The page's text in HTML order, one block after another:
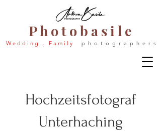
P h o t o b a s i l e
W e d d i n g . F a m i l y p h o t o g r a p h e r s
Hochzeitsfotograf
Unterhaching